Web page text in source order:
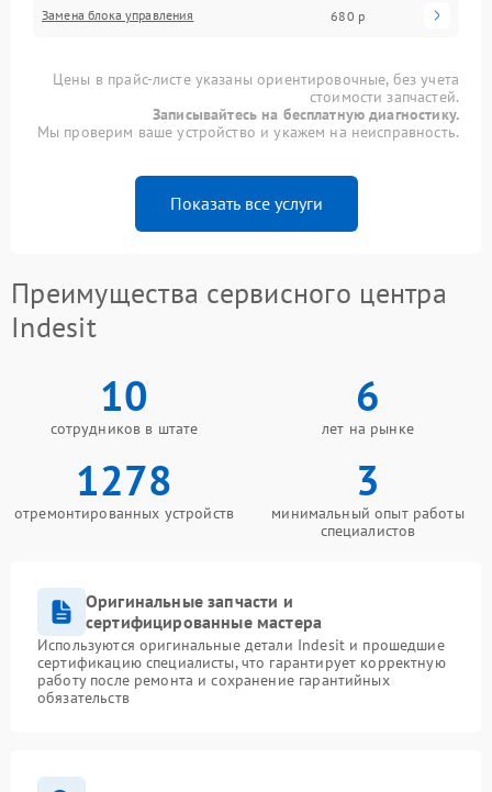
Замена блока управления 680 р
Цены в прайс-листе указаны ориентировочные, без учета
стоимости запчастей.
Записывайтесь на бесплатную диагностику.
Мы проверим ваше устройство и укажем на неисправность.
Показать все услуги
Преимущества сервисного центра
Indesit
10
сотрудников в штате
6
лет на рынке
1278
отремонтированных устройств
3
минимальный опыт работы
специалистов
Оригинальные запчасти и
сертифицированные мастера
Используются оригинальные детали Indesit и прошедшие
сертификацию специалисты, что гарантирует корректную
работу после ремонта и сохранение гарантийных
обязательств